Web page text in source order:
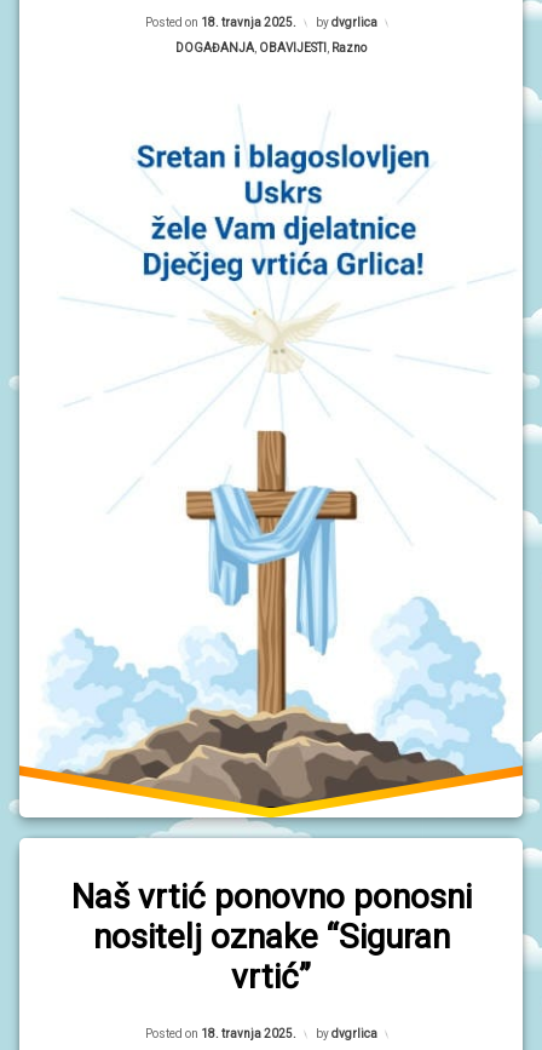
Posted on 18. travnja 2025.
Updated on
bydvgrlica
Kategorije:
DOGAĐANJA, OBAVIJESTI , Razno
Naš vrtić ponovno ponosni
nositelj oznake “Siguran
vrtić”
Posted on 18. travnja 2025. bydvgrlica